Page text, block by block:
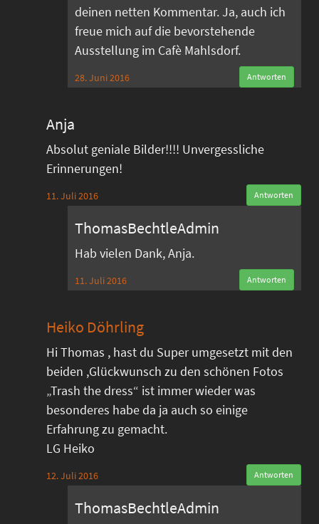
deinen netten Kommentar. Ja, auch ich
freue mich auf die bevorstehende
Ausstellung im Cafè Mahlsdorf.
28. Juni 2016 Antworten
Anja
Absolut geniale Bilder!!!! Unvergessliche
Erinnerungen!
11. Juli 2016 Antworten
ThomasBechtleAdmin
Hab vielen Dank, Anja.
11. Juli 2016 Antworten
Heiko Döhrling
Hi Thomas , hast du Super umgesetzt mit den
beiden ,Glückwunsch zu den schönen Fotos
„Trash the dress“ ist immer wieder was
besonderes habe da ja auch so einige
Erfahrung zu gemacht.
LG Heiko
12. Juli 2016 Antworten
ThomasBechtleAdmin